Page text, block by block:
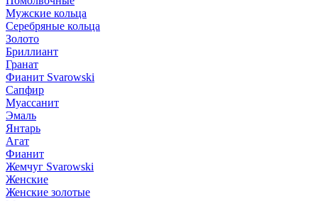
Мужские кольца
Серебряные кольца
Золото
Бриллиант
Гранат
Фианит Svarowski
Сапфир
Муассанит
Эмаль
Янтарь
Агат
Фианит
Жемчуг Svarowski
Женские
Женские золотые